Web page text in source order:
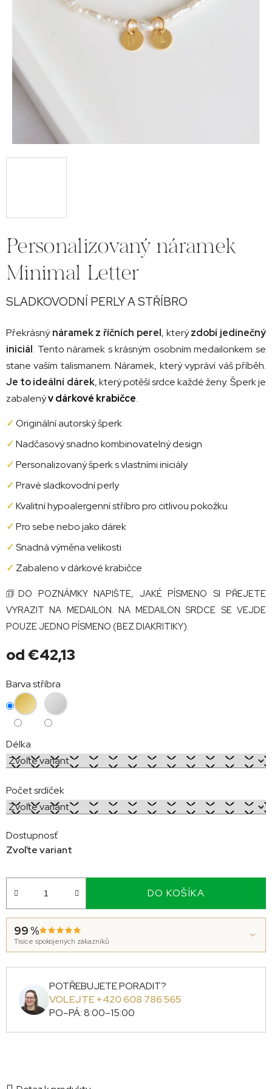
SLADKOVODNÍ PERLY A STŘÍBRO
Překrásnýnáramek z říčních perel, kterýzdobí jedinečný
iniciál. Tento náramek s krásným osobním medailonkem se
stane vaším talismanem. Náramek, který vypráví váš příběh.
Je to ideální dárek, který potěší srdce každé ženy. Šperk je
zabalenýv dárkové krabičce.
✓Originální autorský šperk
✓Nadčasový snadno kombinovatelný design
✓Personalizovaný šperk s vlastními iniciály
✓Pravé sladkovodní perly
✓Kvalitní hypoalergenní stříbro pro citlivou pokožku
✓Pro sebe nebo jako dárek
✓Snadná výměna velikosti
✓ Zabaleno v dárkové krabičce
🗊DO POZNÁMKY NAPIŠTE, JAKÉ PÍSMENO SI PŘEJETE
VYRAZIT NA MEDAILON. NA MEDAILON SRDCE SE VEJDE
POUZE JEDNO PÍSMENO (BEZ DIAKRITIKY).
od€42,13
cena:
Barva stříbra
Délka
Počet srdíček
Dostupnosť
Zvoľte variant
DO KOŠÍKA
99 %
Tisíce spokojených zákazníků
POTŘEBUJETE PORADIT?
VOLEJTE +420 608 786 565
PO–PÁ: 8:00–15:00
Personalizovaný náramek
Minimal Letter